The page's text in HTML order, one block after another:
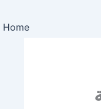
Home